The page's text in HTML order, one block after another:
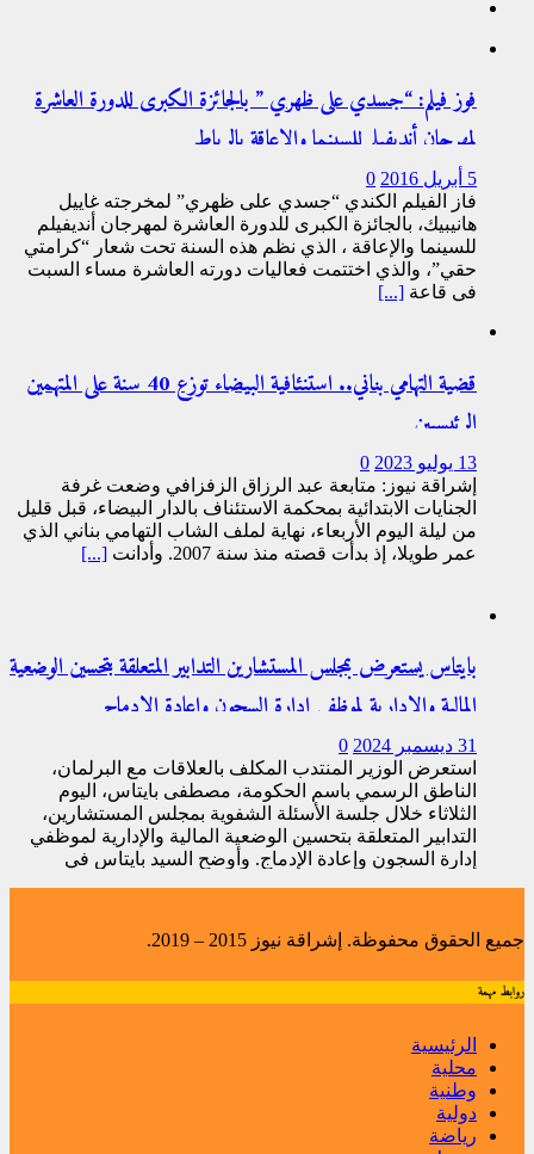
فوز فيلم: “جسدي على ظهري ” بالجائزة الكبرى للدورة العاشرة
لمهرجان أنديفيلم للسينما والإعاقة بالرباط
5 أبريل 2016
0
فاز الفيلم الكندي “جسدي على ظهري” لمخرجته غاييل
هانيبيك، بالجائزة الكبرى للدورة العاشرة لمهرجان أنديفيلم
للسينما والإعاقة ، الذي نظم هذه السنة تحت شعار “كرامتي
حقي”، والذي اختتمت فعاليات دورته العاشرة مساء السبت
في قاعة [...]
قضية التهامي بناني.. استنئافية البيضاء توزع 40 سنة على المتهمين
الرئيسيين
13 يوليو 2023
0
إشراقة نيوز: متابعة عبد الرزاق الزفزافي وضعت غرفة
الجنايات الابتدائية بمحكمة الاستئناف بالدار البيضاء، قبل قليل
من ليلة اليوم الأربعاء، نهاية لملف الشاب التهامي بناني الذي
عمر طويلا، إذ بدأت قصته منذ سنة 2007. وأدانت
[...]
بايتاس يستعرض بمجلس المستشارين التدابير المتعلقة بتحسين الوضعية
المالية والإدارية لموظفي إدارة السجون وإعادة الإدماج
31 ديسمبر 2024
0
استعرض الوزير المنتدب المكلف بالعلاقات مع البرلمان،
الناطق الرسمي باسم الحكومة، مصطفى بايتاس، اليوم
الثلاثاء خلال جلسة الأسئلة الشفوية بمجلس المستشارين،
التدابير المتعلقة بتحسين الوضعية المالية والإدارية لموظفي
إدارة السجون وإعادة الإدماج. وأوضح السيد بايتاس في
جميع الحقوق محفوظة. إشراقة نيوز 2015 – 2019.
روابط مهمة
الرئيسية
محلية
وطنية
دولية
رياضة